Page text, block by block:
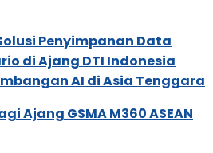
Penyimpanan Data
di Ajang DTI Indonesia
AI di Asia Tenggara
Ajang GSMA M360 ASEAN